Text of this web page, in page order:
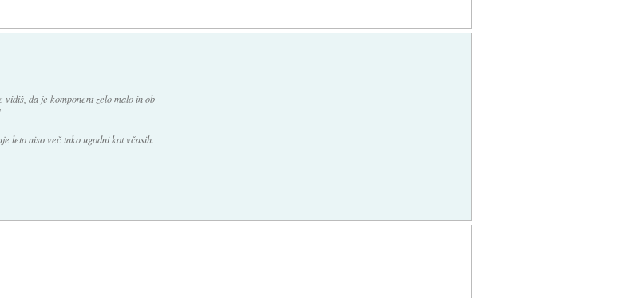
da je komponent zelo malo in ob
leto niso več tako ugodni kot včasih.